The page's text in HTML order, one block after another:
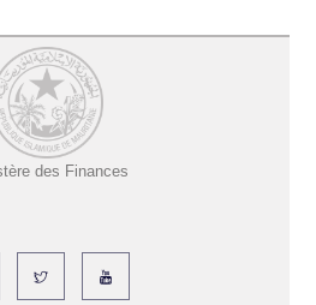
des Finances